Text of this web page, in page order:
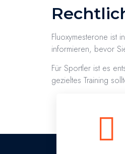
Fluoxymesterone ist
informieren, bevor
Für Sportler ist es
gezieltes Training